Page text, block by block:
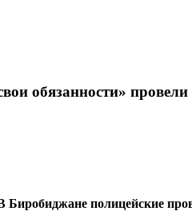
обязанности»
Биробиджане полицейские